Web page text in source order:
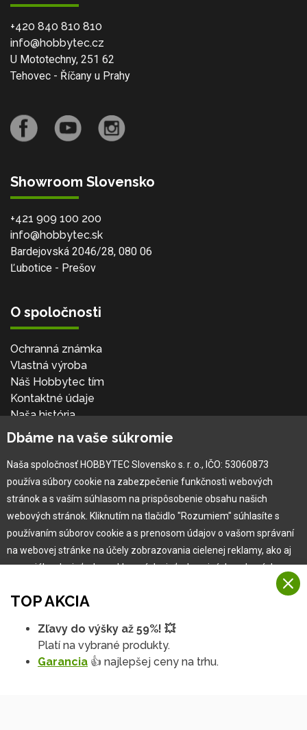
+420 840 810 810
info@hobbytec.cz
U Mototechny, 251 62
Tehovec - Říčany u Prahy
Showroom Slovensko
+421 909 100 200
info@hobbytec.sk
Bardejovská 2046/28, 080 06
Ľubotice - Prešov
O spoločnosti
Ochranná známka
Vlastná výroba
Náš Hobbytec tím
Kontaktné údaje
Naša história
Kariéra
Pre zákazníka
Garancia najlepšej ceny
Užívateľský manuál
Obchodné podmienky
Zákazník & partner
Novinky
TOP AKCIA
Zľavy do výšky až 59%! 💥
Platí na vybrané produkty.
Garancia 👍 najlepšej ceny na trhu.
Dbáme na vaše súkromie
Naša spoločnosť HOBBYTEC Slovensko s. r. o., IČO: 53060873
používa súbory cookie na zabezpečenie funkčnosti webových
stránok a s vaším súhlasom na prispôsobenie obsahu našich
webových stránok. Kliknutím na tlačidlo "Rozumiem" súhlasíte s
používaním súborov cookie a s prenosom údajov o vašom správaní
na webovej stránke na účely zobrazovania cielenej reklamy, ako aj
na sociálnych sieťach a reklamných sieťach na iných webových
Viac informácií
Na našich webových stránkach používame niekoľko kategórií
Rozumiem